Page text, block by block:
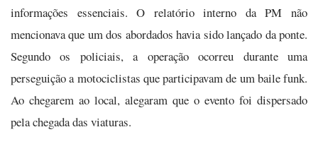
informações essenciais. O relatório interno da PM não
mencionava que um dos abordados havia sido lançado da ponte.
Segundo os policiais, a operação ocorreu durante uma
perseguição a motociclistas que participavam de um baile funk.
Ao chegarem ao local, alegaram que o evento foi dispersado
pela chegada das viaturas.